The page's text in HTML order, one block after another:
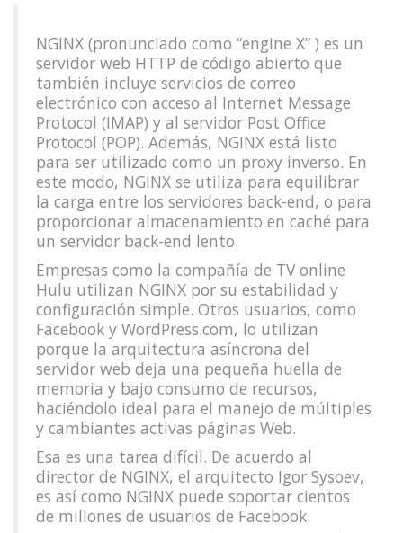
NGINX (pronunciado como “engine X” ) es un
servidor web HTTP de código abierto que
también incluye servicios de correo
electrónico con acceso al Internet Message
Protocol (IMAP) y al servidor Post Office
Protocol (POP). Además, NGINX está listo
para ser utilizado como un proxy inverso. En
este modo, NGINX se utiliza para equilibrar
la carga entre los servidores back-end, o para
proporcionar almacenamiento en caché para
un servidor back-end lento.
Empresas como la compañía de TV online
Hulu utilizan NGINX por su estabilidad y
configuración simple. Otros usuarios, como
Facebook y WordPress.com, lo utilizan
porque la arquitectura asíncrona del
servidor web deja una pequeña huella de
memoria y bajo consumo de recursos,
haciéndolo ideal para el manejo de múltiples
y cambiantes activas páginas Web.
Esa es una tarea difícil. De acuerdo al
director de NGINX, el arquitecto Igor Sysoev,
es así como NGINX puede soportar cientos
de millones de usuarios de Facebook.